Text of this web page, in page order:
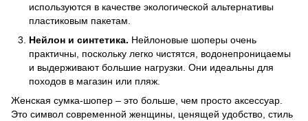
используются в качестве экологической альтернативы
пластиковым пакетам.
Нейлон и синтетика. Нейлоновые шоперы очень
практичны, поскольку легко чистятся, водонепроницаемы
и выдерживают большие нагрузки. Они идеальны для
походов в магазин или пляж.
Женская сумка-шопер – это больше, чем просто аксессуар.
Это символ современной женщины, ценящей удобство, стиль